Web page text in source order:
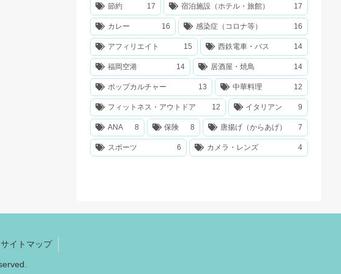
節約 17 宿泊施設（ホテル・旅館） 17
カレー 16 感染症（コロナ等） 16
アフィリエイト 15 西鉄電車・バス 14
福岡空港 14 居酒屋・焼鳥 14
ポップカルチャー 13 中華料理 12
フィットネス・アウトドア 12 イタリアン 9
ANA 8 保険 8 唐揚げ（からあげ） 7
スポーツ 6 カメラ・レンズ 4
サイトマップ